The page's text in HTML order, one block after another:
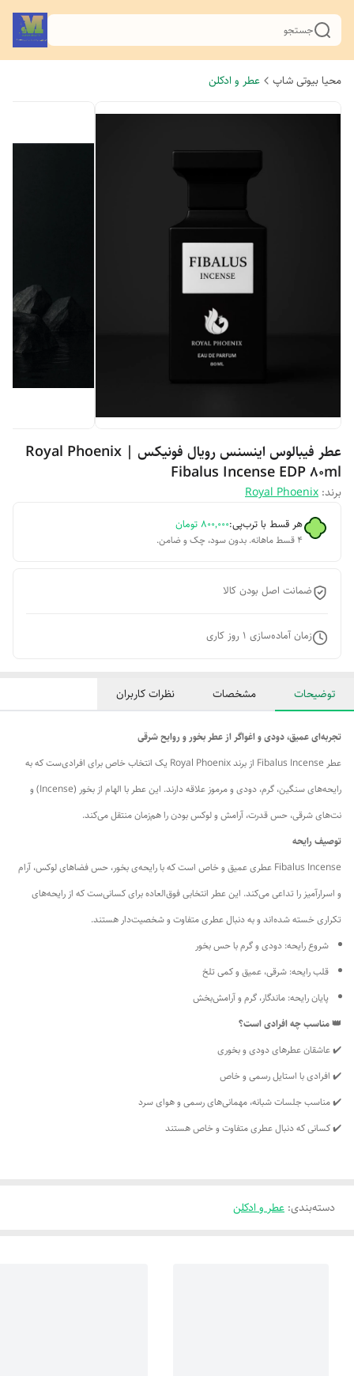
جستجو
محیا بیوتی شاپ عطر و ادکلن
عطر فیبالوس اینسنس رویال فونیکس | Royal Phoenix
Fibalus Incense EDP 80ml
برند: Royal Phoenix
هر قسط با ترب‌پی:۸۰۰٬۰۰۰ تومان
۴ قسط ماهانه. بدون سود، چک و ضامن.
ضمانت اصل بودن کالا
زمان آماده‌سازی 1 روز کاری
توضیحات مشخصات نظرات کاربران
تجربه‌ای عمیق، دودی و اغواگر از عطر بخور و روایح شرقی
عطر Fibalus Incense از برند Royal Phoenix یک انتخاب خاص برای افرادی‌ست که به
رایحه‌های سنگین، گرم، دودی و مرموز علاقه دارند. این عطر با الهام از بخور (Incense) و
نت‌های شرقی، حس قدرت، آرامش و لوکس بودن را هم‌زمان منتقل می‌کند.
توصیف رایحه
Fibalus Incense عطری عمیق و خاص است که با رایحه‌ی بخور، حس فضاهای لوکس، آرام
و اسرارآمیز را تداعی می‌کند. این عطر انتخابی فوق‌العاده برای کسانی‌ست که از رایحه‌های
تکراری خسته شده‌اند و به دنبال عطری متفاوت و شخصیت‌دار هستند.
شروع رایحه: دودی و گرم با حس بخور
قلب رایحه: شرقی، عمیق و کمی تلخ
پایان رایحه: ماندگار، گرم و آرامش‌بخش
👑 مناسب چه افرادی است؟
✔️ عاشقان عطرهای دودی و بخوری
✔️ افرادی با استایل رسمی و خاص
✔️ مناسب جلسات شبانه، مهمانی‌های رسمی و هوای سرد
✔️ کسانی که دنبال عطری متفاوت و خاص هستند
دسته‌بندی: عطر و ادکلن